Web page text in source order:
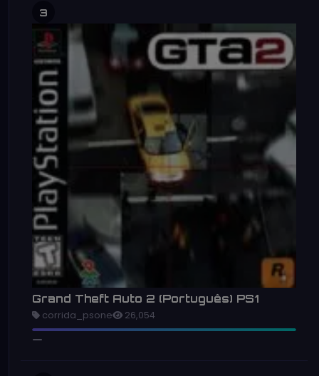
3
Grand Theft Auto 2 (Português) PS1
corrida_psone 26,054